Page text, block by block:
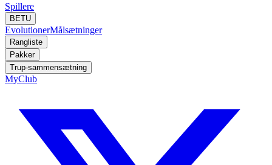
Spillere
BETU
EvolutionerMålsætninger
Rangliste
Pakker
Trup-sammensætning
MyClub